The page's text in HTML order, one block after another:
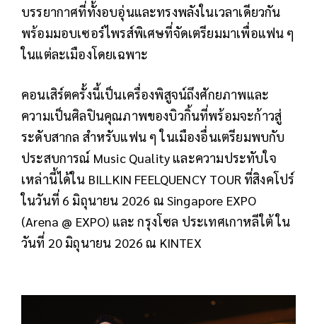
บรรยากาศที่ทั้งอบอุ่นและทรงพลังในเวลาเดียวกัน
พร้อมมอบเซอร์ไพรส์พิเศษที่จัดเตรียมมาเพื่อแฟน ๆ
ในแต่ละเมืองโดยเฉพาะ
คอนเสิร์ตครั้งนี้เป็นเครื่องพิสูจน์ถึงศักยภาพและ
ความเป็นศิลปินคุณภาพของบิวกิ้นที่พร้อมจะก้าวสู่
ระดับสากล สำหรับแฟน ๆ ในเมืองอื่นเตรียมพบกับ
ประสบการณ์ Music Quality และความประทับใจ
เหล่านี้ได้ใน BILLKIN FEELQUENCY TOUR ที่สิงคโปร์
ในวันที่ 6 มิถุนายน 2026 ณ Singapore EXPO
(Arena @ EXPO) และ กรุงโซล ประเทศเกาหลีใต้ ใน
วันที่ 20 มิถุนายน 2026 ณ KINTEX